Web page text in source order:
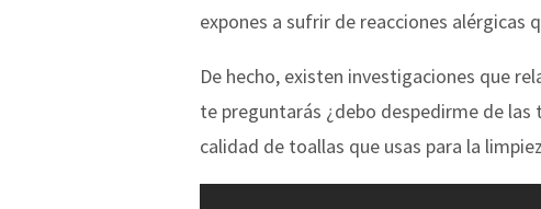
expones a sufrir de reacciones alérgicas
De hecho, existen investigaciones que
te preguntarás ¿debo despedirme de las
calidad de toallas que usas para la